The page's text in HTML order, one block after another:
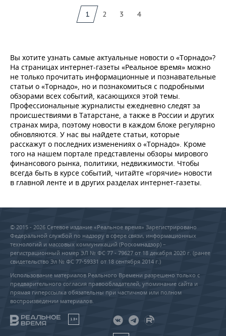
1 2 3 4
Вы хотите узнать самые актуальные новости о «Торнадо»?
На страницах интернет-газеты «Реальное время» можно
не только прочитать информационные и познавательные
статьи о «Торнадо», но и познакомиться с подробными
обзорами всех событий, касающихся этой темы.
Профессиональные журналисты ежедневно следят за
происшествиями в Татарстане, а также в России и других
странах мира, поэтому новости в каждом блоке регулярно
обновляются. У нас вы найдете статьи, которые
расскажут о последних изменениях о «Торнадо». Кроме
того на нашем портале представлены обзоры мирового
финансового рынка, политики, недвижимости. Чтобы
всегда быть в курсе событий, читайте «горячие» новости
в главной ленте и в других разделах интернет-газеты.
© 2015 - 2026 Сетевое издание «Реальное время» Зарегистрировано
Федеральной службой по надзору в сфере связи, информационных
технологий и массовых коммуникаций (Роскомнадзор) –
регистрационный номер ЭЛ № ФС 77 - 79627 от 18 декабря 2020 г. (ранее
свидетельство Эл № ФС 77-59331 от 18 сентября 2014 г.)
Использование материалов Реального Времени разрешено только с
предварительного согласия правообладателей, упоминание сайта и
прямая гиперссылка обязательны при частичном или полном
воспроизведении материалов.
18+